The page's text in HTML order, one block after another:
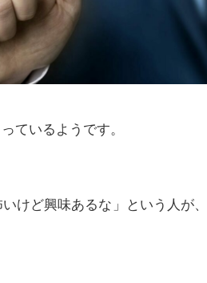
ているようです。
けど興味あるな」という人が、